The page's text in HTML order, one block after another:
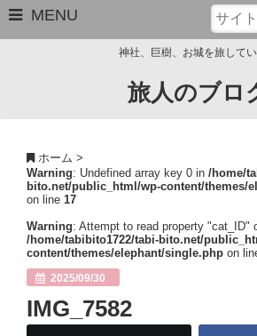
MENU
サイトマップ
Close
神社、巨樹、お城を旅して
旅人のブロ
ホーム >
Warning: Undefined array key 0 in /home/
bito.net/public_html/wp-content/themes/
on line 17
Warning: Attempt to read property "cat_ID"
/home/tabibito1722/tabi-bito.net/
content/themes/elephant/single.php on
2025/09/30
IMG_7582